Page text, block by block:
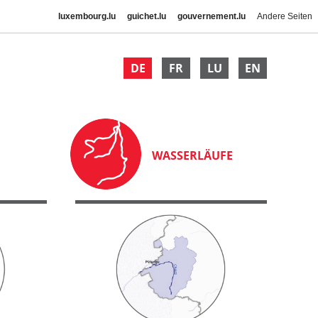
luxembourg.lu guichet.lu gouvernement.lu Andere Seiten
DE FR LU EN
WASSERLÄUFE